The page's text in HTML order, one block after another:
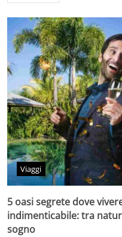
Viaggi
5 oasi segrete dove
indimenticabile: tra
sogno